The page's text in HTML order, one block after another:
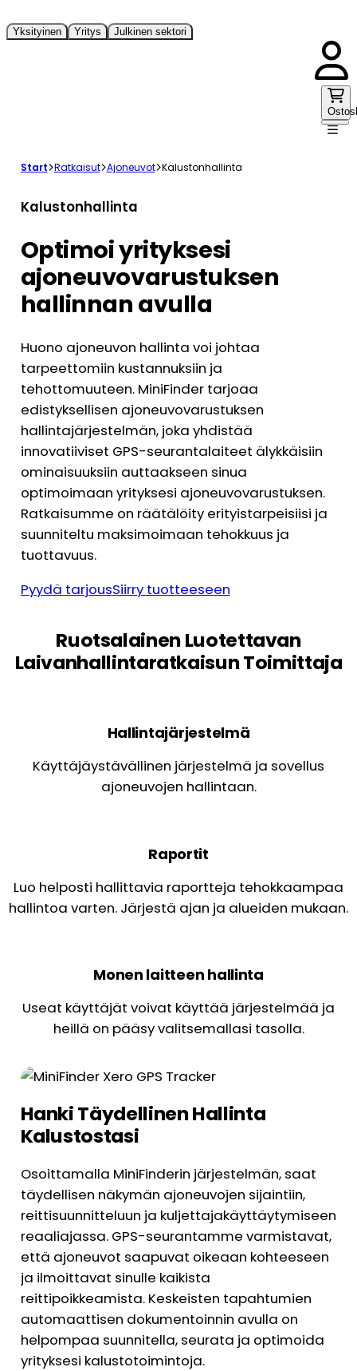
Yksityinen Yritys Julkinen sektori
Start Ratkaisut Ajoneuvot Kalustonhallinta
Kalustonhallinta
Optimoi yrityksesi
ajoneuvovarustuksen
hallinnan avulla
Huono ajoneuvon hallinta voi johtaa
tarpeettomiin kustannuksiin ja
tehottomuuteen. MiniFinder tarjoaa
edistyksellisen ajoneuvovarustuksen
hallintajärjestelmän, joka yhdistää
innovatiiviset GPS-seurantalaiteet älykkäisiin
ominaisuuksiin auttaakseen sinua
optimoimaan yrityksesi ajoneuvovarustuksen.
Ratkaisumme on räätälöity erityistarpeisiisi ja
suunniteltu maksimoimaan tehokkuus ja
tuottavuus.
Pyydä tarjousSiirry tuotteeseen
Ruotsalainen Luotettavan
Laivanhallintaratkaisun Toimittaja
Hallintajärjestelmä
Käyttäjäystävällinen järjestelmä ja sovellus
ajoneuvojen hallintaan.
Raportit
Luo helposti hallittavia raportteja tehokkaampaa
hallintoa varten. Järjestä ajan ja alueiden mukaan.
Monen laitteen hallinta
Useat käyttäjät voivat käyttää järjestelmää ja
heillä on pääsy valitsemallasi tasolla.
Hanki Täydellinen Hallinta
Kalustostasi
Osoittamalla MiniFinderin järjestelmän, saat
täydellisen näkymän ajoneuvojen sijaintiin,
reittisuunnitteluun ja kuljettajakäyttäytymiseen
reaaliajassa. GPS-seurantamme varmistavat,
että ajoneuvot saapuvat oikeaan kohteeseen
ja ilmoittavat sinulle kaikista
reittipoikkeamista. Keskeisten tapahtumien
automaattisen dokumentoinnin avulla on
helpompaa suunnitella, seurata ja optimoida
yrityksesi kalustotoimintoja.